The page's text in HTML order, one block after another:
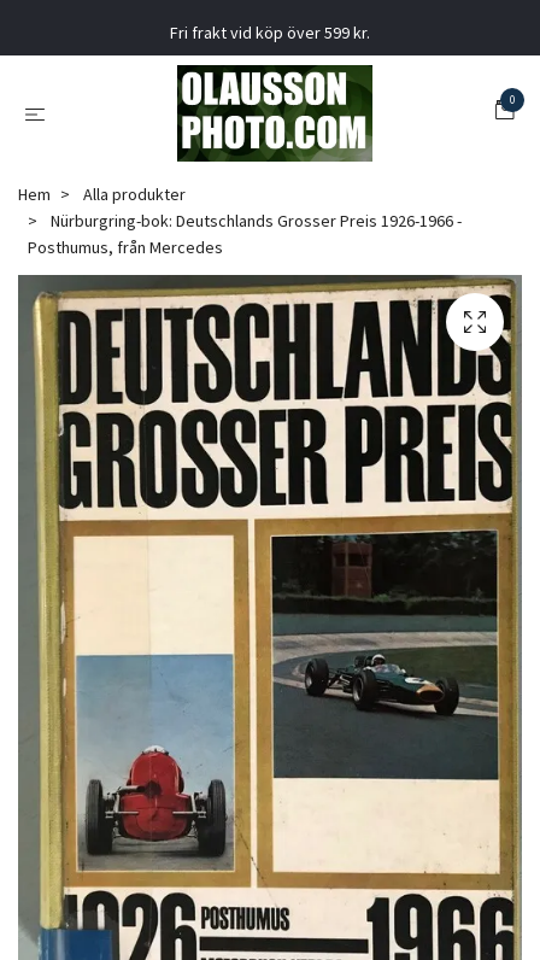
Fri frakt vid köp över 599 kr.
0
Hem
Alla produkter
Nürburgring-bok: Deutschlands Grosser Preis 1926-1966 -
Posthumus, från Mercedes